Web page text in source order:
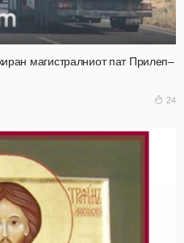
магистралниот пат Прилеп–
24